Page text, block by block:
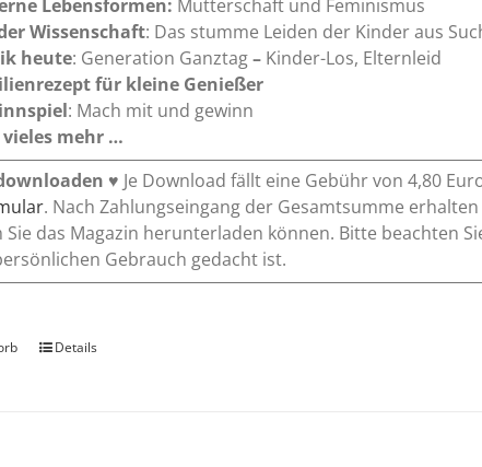
Lebensformen: Mutterschaft und Feminismus
Wissenschaft: Das stumme Leiden der Kinder aus
heute: Generation Ganztag– Kinder-Los, Elternleid
für kleine Genießer
: Mach mit und gewinn
mehr …
♥ Je Download fällt eine Gebühr von 4,80
. Nach Zahlungseingang der Gesamtsumme
das Magazin herunterladen können. Bitte beachten
Gebrauch gedacht ist.
Details